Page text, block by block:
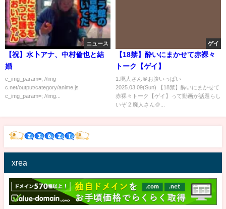
ニュース
【祝】水卜アナ、中村倫也と結
婚
c_img_param=; //img-
c.net/output/category/anime.js
c_img_param=; //img...
ゲイ
【18禁】酔いにまかせて赤裸々
トーク【ゲイ】
1:廃人さん＠お腹いっぱい
2025.03.09(Sun) 【18禁】酔いにまかせて
赤裸々トーク【ゲイ】って動画が話題らし
いぞ 2:廃人さん＠...
xrea